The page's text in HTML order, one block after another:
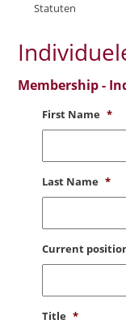
Statuten
Membership -
First Name *
Last Name *
Current
Title *